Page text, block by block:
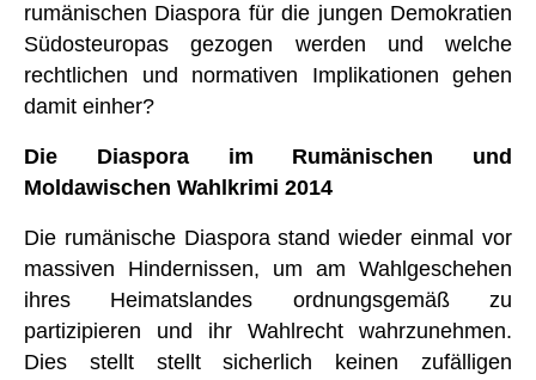
rumänischen Diaspora für die jungen Demokratien
Südosteuropas gezogen werden und welche
rechtlichen und normativen Implikationen gehen
damit einher?
Die Diaspora im Rumänischen und
Moldawischen Wahlkrimi 2014
Die rumänische Diaspora stand wieder einmal vor
massiven Hindernissen, um am Wahlgeschehen
ihres Heimatslandes ordnungsgemäß zu
partizipieren und ihr Wahlrecht wahrzunehmen.
Dies stellt stellt sicherlich keinen zufälligen